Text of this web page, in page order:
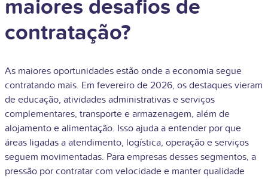
maiores desafios de
contratação?
As maiores oportunidades estão onde a economia segue
contratando mais. Em fevereiro de 2026, os destaques vieram
de educação, atividades administrativas e serviços
complementares, transporte e armazenagem, além de
alojamento e alimentação. Isso ajuda a entender por que
áreas ligadas a atendimento, logística, operação e serviços
seguem movimentadas. Para empresas desses segmentos, a
pressão por contratar com velocidade e manter qualidade